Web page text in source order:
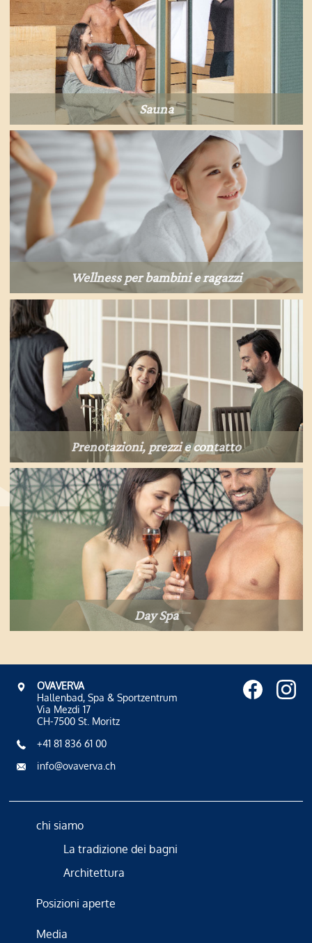
Sauna
Wellness per bambini e ragazzi
Prenotazioni, prezzi e contatto
Day Spa
OVAVERVA
Hallenbad, Spa & Sportzentrum
Via Mezdi 17
CH-7500 St. Moritz
+41 81 836 61 00
info@ovaverva.ch
chi siamo
La tradizione dei bagni
Architettura
Posizioni aperte
Media